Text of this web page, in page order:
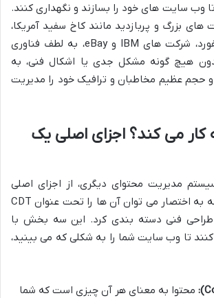
وب سایت های خود را بسازند و نگهداری کنند.
بزرگ و پربازدید مانند کاخ سفید آمریکا،
ناسا، دانشگاه استنفورد، شرکت های IBM و eBay، به لطف فناوری
هیچ گونه مشکل جدی یا اشکال فنی، به
حجم عظیم مخاطبان و ترافیک خود را مدیریت
کار می کند؟ اجزای اصلی یک
مدیریت محتوای دیگری، از اجزای اصلی
تشکیل شده است که به اختصار می توان آن ها را تحت عنوان CDT
طراحی فنی دسته بندی کرد. این سه بخش با
تا وب سایت شما را به شکلی که می بینید،
محتوا به معنای هر آن چیزی است که شما